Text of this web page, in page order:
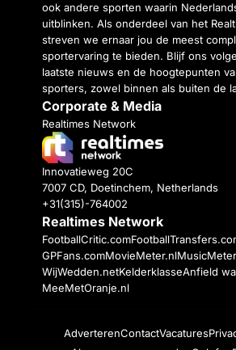
ook andere sporten waarin
uitblinken. Als onderdeel van het
streven we ernaar jou de meest
sportervaring te bieden. Blijf ons
laatste nieuws en de hoogtepunten
sporters, zowel binnen als buiten de
Corporate & Media
Realtimes Network
Innovatieweg 20C
7007 CD, Doetinchem, Netherlands
+31(315)-764002
Realtimes Network
FootballCritic.com
GPFans.comMovieMeter.nl
WijWedden.netKelderklasseAnfield
MeeMetOranje.nl
AdverterenContactVacatures